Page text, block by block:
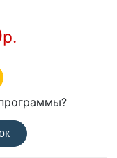
р.